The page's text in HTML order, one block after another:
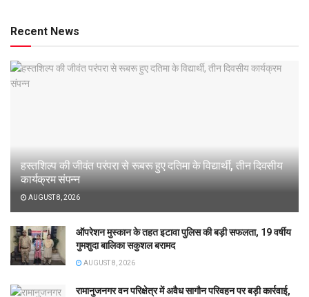
Recent News
हस्तशिल्प की जीवंत परंपरा से रूबरू हुए दतिमा के विद्यार्थी, तीन दिवसीय
कार्यक्रम संपन्न
AUGUST 8, 2026
ऑपरेशन मुस्कान के तहत इटावा पुलिस की बड़ी सफलता, 19 वर्षीय
गुमशुदा बालिका सकुशल बरामद
AUGUST 8, 2026
रामानुजनगर वन परिक्षेत्र में अवैध सागौन परिवहन पर बड़ी कार्रवाई,